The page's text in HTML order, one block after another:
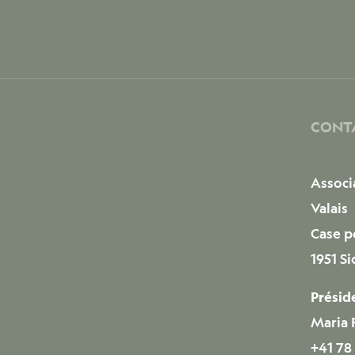
Valais
Case
1951
Maria
+41